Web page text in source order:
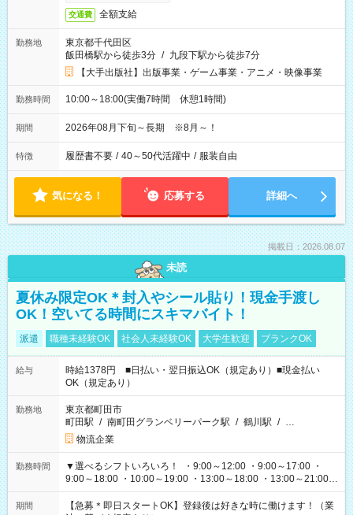
交通費 全額支給
勤務地
東京都千代田区
飯田橋駅から徒歩3分 / 九段下駅から徒歩7分
【大手出版社】出版事業・ゲーム事業・アニメ・映像事業
勤務時間 10:00～18:00(実働7時間 休憩1時間)
期間 2026年08月下旬～長期 ※8月～！
特徴 履歴書不要 / 40～50代活躍中 / 服装自由
気になる！ 応募する 詳細へ
掲載日：2026.08.07
未読
夏休み限定OK＊封入やシール貼り！現金手渡し
OK！空いてる時間にスキマバイト！
派遣 職種未経験OK 社会人未経験OK 大学生歓迎 ブランクOK
給与
時給1378円 ■日払い・翌日振込OK（規定あり）■現金払い
OK（規定あり）
勤務地
東京都町田市
町田駅 / 南町田グランベリーパーク駅 / 鶴川駅 / …
物流企業
勤務時間
▼選べるシフトいろいろ！ ・9:00～12:00 ・9:00～17:00 ・
9:00～18:00 ・10:00～19:00 ・13:00～18:00 ・13:00～21:00
・22:00～翌6:00 など 上記以外の時間で相談可能なお仕事も！
あなたの希望を教えてください！
期間
【急募＊即日スタートOK】登録後は好きな時に働けます！（業